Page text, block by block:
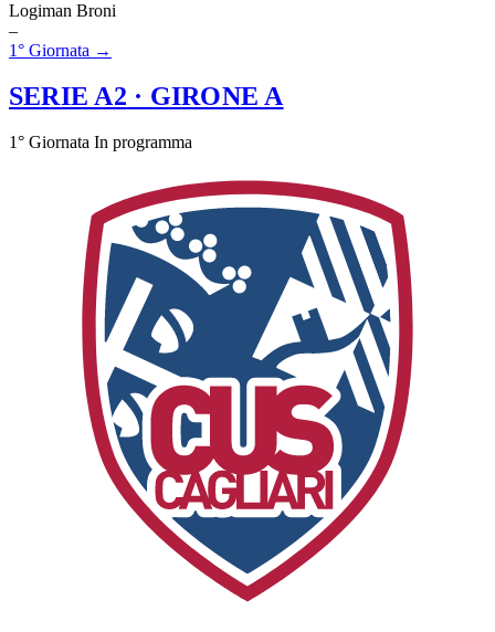
Logiman Broni
–
1° Giornata →
SERIE A2 · GIRONE A
1° Giornata In programma